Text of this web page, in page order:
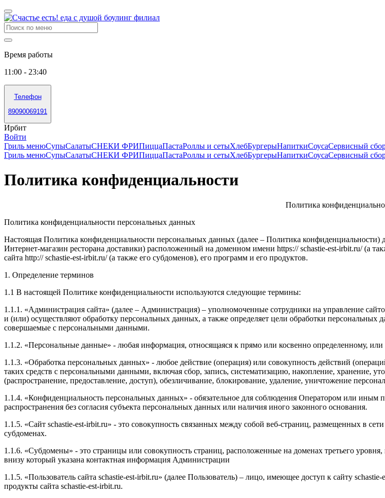
Время работы
11:00 - 23:40
Телефон
89090069191
Ирбит
Войти
Гриль менюСупыСалатыСНЕКИ ФРИПиццаПастаРоллы и сетыХлебБургерыНапиткиСоусаСервисный
Гриль менюСупыСалатыСНЕКИ ФРИПиццаПастаРоллы и сетыХлебБургерыНапиткиСоусаСервисный
Политика конфиденциальности
Политика
Политика конфиденциальности персональных данных
Настоящая Политика конфиденциальности персональных данных (далее – Политика
Интернет-магазин ресторана доставики) расположенный на доменном имени https:// schastie-est-irbit.ru/ (а
сайта http://schastie-est-irbit.ru/ (а также его субдоменов), его программ и его продуктов.
1. Определение терминов
1.1 В настоящей Политике конфиденциальности используются следующие термины:
1.1.1. «Администрация сайта» (далее – Администрация) – уполномоченные сотрудники на управление
и (или) осуществляют обработку персональных данных, а также определяет цели обработки
совершаемые с персональными данными.
1.1.2. «Персональные данные» - любая информация, относящаяся к прямо или косвенно определенному,
1.1.3. «Обработка персональных данных» - любое действие (операция) или совокупность действий
таких средств с персональными данными, включая сбор, запись, систематизацию, накопление, хранение,
(распространение, предоставление, доступ), обезличивание, блокирование, удаление, уничтожение
1.1.4. «Конфиденциальность персональных данных» - обязательное для соблюдения Оператором или
распространения без согласия субъекта персональных данных или наличия иного законного основания.
1.1.5. «Сайт schastie-est-irbit.ru» - это совокупность связанных между собой веб-страниц, размещенных в
субдоменах.
1.1.6. «Субдомены» - это страницы или совокупность страниц, расположенные на доменах третьего
внизу который указана контактная информация Администрации
1.1.5. «Пользователь сайта schastie-est-irbit.ru» (далее Пользователь) – лицо, имеющее доступ к сайту schastie-
продукты сайта schastie-est-irbit.ru.